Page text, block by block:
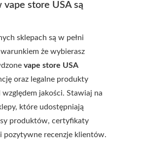
vape store USA są
sklepach są w pełni
że wybierasz
vape store USA
oraz legalne produkty
jakości. Stawiaj na
które udostępniają
produktów, certyfikaty
pozytywne recenzje klientów.